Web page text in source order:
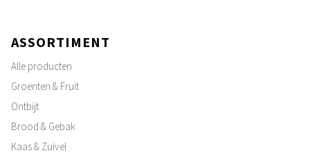
ASSORTIMENT
Alle producten
Groenten & Fruit
Ontbijt
Brood & Gebak
Kaas & Zuivel